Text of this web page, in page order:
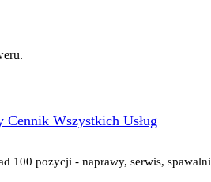
Cennik Wszystkich Usług
100 pozycji - naprawy, serwis,